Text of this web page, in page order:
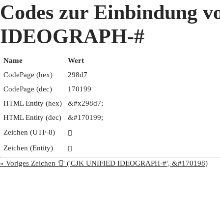
Codes zur Einbindung
IDEOGRAPH-#
Name
Wert
CodePage (hex)
298d7
CodePage (dec)
170199
HTML Entity (hex)
&#x298d7;
HTML Entity (dec)
&#170199;
Zeichen (UTF-8)
𩣗
Zeichen (Entity)
𩣗
« Voriges Zeichen '𩣖' ('CJK UNIFIED IDEOGRAPH-#', &#170198)